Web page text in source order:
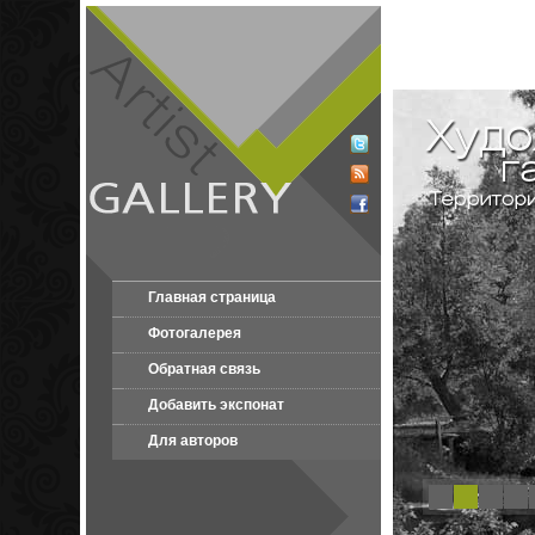
Главная страница
Фотогалерея
Обратная связь
Добавить экспонат
Для авторов